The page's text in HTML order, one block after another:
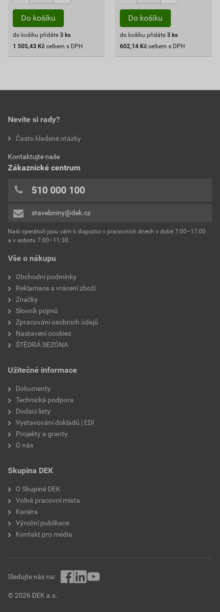
Do košíku
do košíku přidáte 3 ks
1 505,43 Kč celkem s DPH
Do košíku
do košíku přidáte 3 ks
602,14 Kč celkem s DPH
Vše o nákupu
Obchodní podmínky
Reklamace a vrácení zboží
Značky
Slovník pojmů
Zpracování osobních údajů
Nastavení cookies
ŠTĚDRÁ SEZÓNA
Užitečné informace
Dokumenty
Technická podpora
Dodací listy
Vystavování dokladů | EDI
Projekty a granty
O nás
Skupina DEK
O Skupině DEK
Volná pracovní místa
Kariéra
Výroční publikace
Kontakt pro média
Nevíte si rady?
Často kladené otázky
Kontaktujte naše
Zákaznické centrum
510 000 100
stavebniny@dek.cz
Naši operátoři jsou vám k dispozici v pracovních dnech v době 7:00–17:00
a v sobotu 7:00–11:30.
© 2026 DEK a.s.
Sledujte nás na: